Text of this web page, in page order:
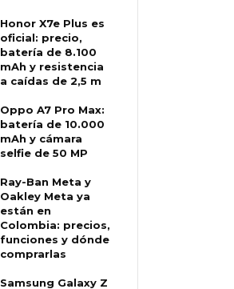
Honor X7e Plus es
oficial: precio,
batería de 8.100
mAh y resistencia
a caídas de 2,5 m
Oppo A7 Pro Max:
batería de 10.000
mAh y cámara
selfie de 50 MP
Ray-Ban Meta y
Oakley Meta ya
están en
Colombia: precios,
funciones y dónde
comprarlas
Samsung Galaxy Z